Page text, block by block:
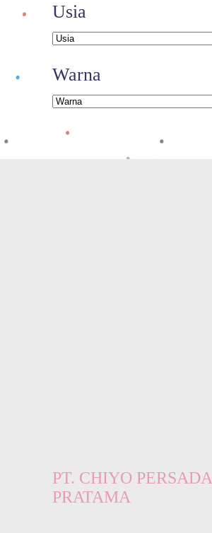
Usia
Warna
PT. CHIYO PERSADA
PRATAMA